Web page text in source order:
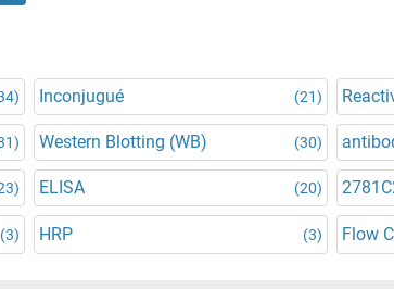
Inconjugué (21)
Western Blotting (WB) (30)
ELISA (20)
(3) HRP (3) Flow